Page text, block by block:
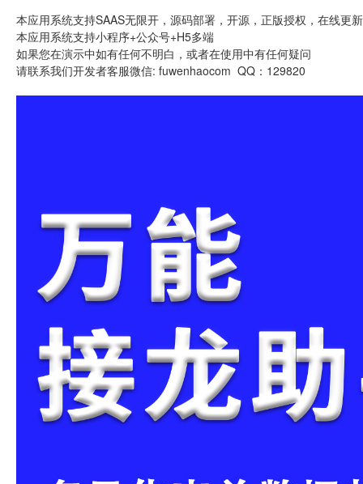
本应用系统支持SAAS无限开，源码部署，开源，正版授权，在线更
本应用系统支持小程序+公众号+H5多端
如果您在演示中如有任何不明白，或者在使用中有任何疑问
请联系我们开发者客服微信: fuwenhaocom QQ：129820